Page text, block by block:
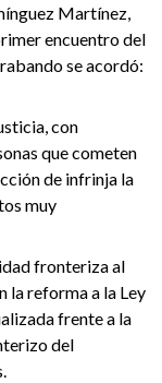
Martínez,
encuentro del
se acordó:
con
que cometen
de infrinja la
muy
fronteriza al
la reforma a la Ley
frente a la
del